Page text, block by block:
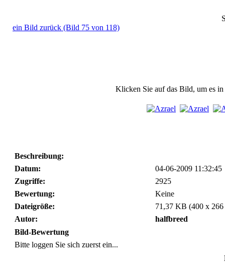
ein Bild zurück (Bild 75 von 118)
Klicken Sie auf das Bild, um es
Beschreibung:
Datum:
04-06-2009 11:32:45
Zugriffe:
2925
Bewertung:
Keine
Dateigröße:
71,37 KB (400 x
Autor:
halfbreed
Bild-Bewertung
Bitte loggen Sie sich zuerst ein...